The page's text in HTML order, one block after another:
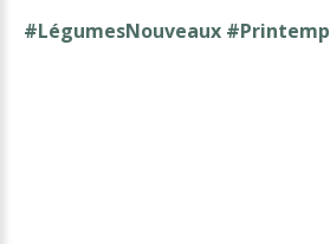
#LégumesNouveaux